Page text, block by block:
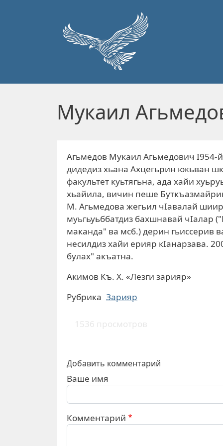
Мукаил
Агьмедов Мукаил Агьмедович I954-
дидедиз хьана Ахцегьрин юкьван
факультет куьтягьна, ада хайи
хьайила, вичин пеше
М. Агьмедова жегьил чIавалай
муьгьуьббатдиз бахшнавай чIалар
маканда" ва мсб.) дерин гьиссерив
несилдиз хайи ерияр кIанарзава.
булах" акъатна.
Акимов Къ. Х. «Лезги зарияр»
Рубрика Зарияр
1536 просмотров
Добавить комментарий
Ваше имя
Комментарий